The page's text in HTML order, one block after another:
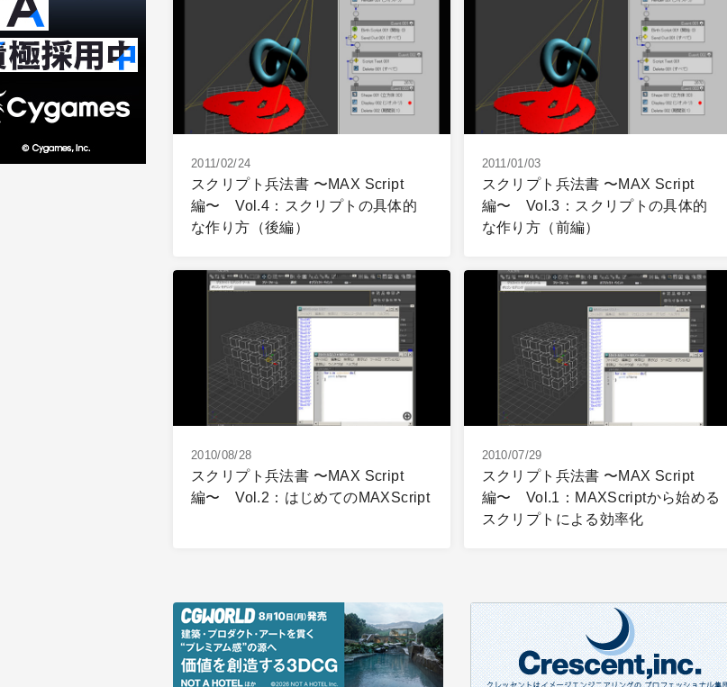
2011/02/24
スクリプト兵法書 〜MAX Script
編〜 Vol.4：スクリプトの具体的
な作り方（後編）
2011/01/03
スクリプト兵法書 〜MAX Script
編〜 Vol.3：スクリプトの具体的
な作り方（前編）
2010/08/28
スクリプト兵法書 〜MAX Script
編〜 Vol.2：はじめてのMAXScript
2010/07/29
スクリプト兵法書 〜MAX Script
編〜 Vol.1：MAXScriptから始める
スクリプトによる効率化